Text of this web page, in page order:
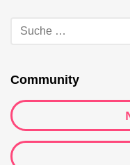
Community